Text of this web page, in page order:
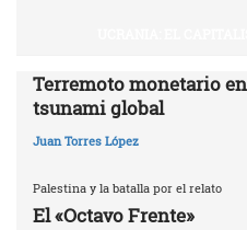
Terremoto monetario
tsunami global
Juan Torres López
Palestina y la batalla por el relato
El «Octavo Frente»